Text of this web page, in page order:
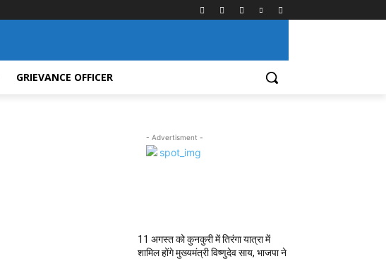
GRIEVANCE OFFICER
- Advertisment -
11 अगस्त को कुनकुरी में तिरंगा यात्रा में
शामिल होंगे मुख्यमंत्री विष्णुदेव साय, भाजपा ने